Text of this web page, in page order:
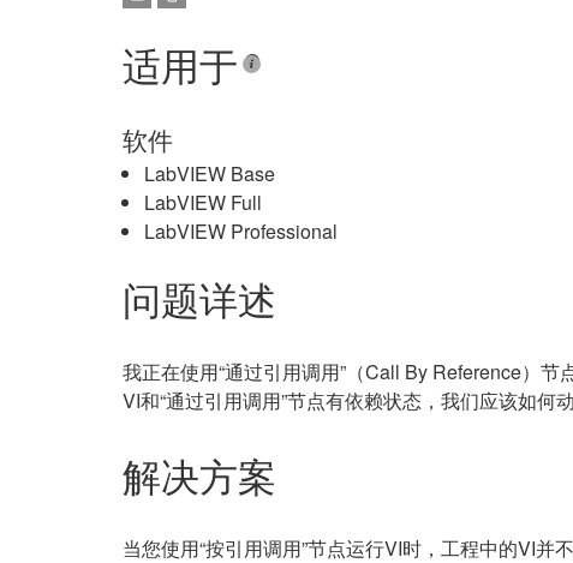
适用于
软件
LabVIEW Base
LabVIEW Full
LabVIEW Professional
问题详述
我正在使用“通过引用调用”（Call By Reference）
VI和“通过引用调用”节点有依赖状态，我们应该如何
解决方案
当您使用“按引用调用”节点运行VI时，工程中的VI并